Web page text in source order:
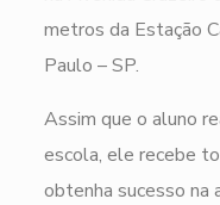
metros da Estação
Paulo – SP.
Assim que o aluno
escola, ele recebe
obtenha sucesso na